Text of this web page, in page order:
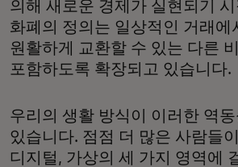
의해 새로운 경제가 실현되기
화폐의 정의는 일상적인 거래에
원활하게 교환할 수 있는 다른
포함하도록 확장되고 있습니다.
우리의 생활 방식이 이러한 역
있습니다. 점점 더 많은 사람들
디지털, 가상의 세 가지 영역에